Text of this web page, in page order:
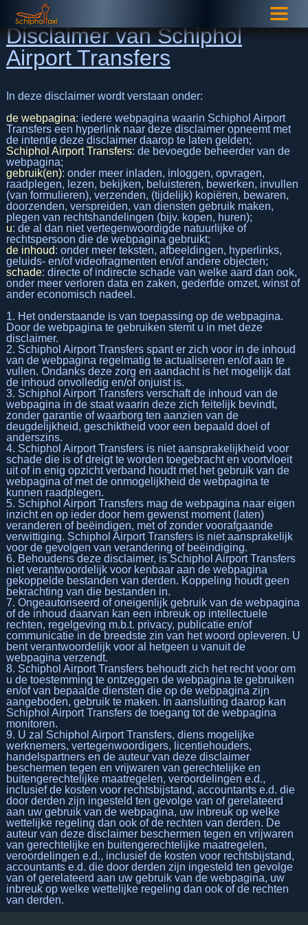
Disclaimer van Schiphol
Airport Transfers
In deze disclaimer wordt verstaan onder:
de webpagina: iedere webpagina waarin Schiphol Airport
Transfers een hyperlink naar deze disclaimer opneemt met
de intentie deze disclaimer daarop te laten gelden;
Schiphol Airport Transfers: de bevoegde beheerder van de
webpagina;
gebruik(en): onder meer inladen, inloggen, opvragen,
raadplegen, lezen, bekijken, beluisteren, bewerken, invullen
(van formulieren), verzenden, (tijdelijk) kopiëren, bewaren,
doorzenden, verspreiden, van diensten gebruik maken,
plegen van rechtshandelingen (bijv. kopen, huren);
u: de al dan niet vertegenwoordigde natuurlijke of
rechtspersoon die de webpagina gebruikt;
de inhoud: onder meer teksten, afbeeldingen, hyperlinks,
geluids- en/of videofragmenten en/of andere objecten;
schade: directe of indirecte schade van welke aard dan ook,
onder meer verloren data en zaken, gederfde omzet, winst of
ander economisch nadeel.
1. Het onderstaande is van toepassing op de webpagina.
Door de webpagina te gebruiken stemt u in met deze
disclaimer.
2. Schiphol Airport Transfers spant er zich voor in de inhoud
van de webpagina regelmatig te actualiseren en/of aan te
vullen. Ondanks deze zorg en aandacht is het mogelijk dat
de inhoud onvolledig en/of onjuist is.
3. Schiphol Airport Transfers verschaft de inhoud van de
webpagina in de staat waarin deze zich feitelijk bevindt,
zonder garantie of waarborg ten aanzien van de
deugdelijkheid, geschiktheid voor een bepaald doel of
anderszins.
4. Schiphol Airport Transfers is niet aansprakelijkheid voor
schade die is of dreigt te worden toegebracht en voortvloeit
uit of in enig opzicht verband houdt met het gebruik van de
webpagina of met de onmogelijkheid de webpagina te
kunnen raadplegen.
5. Schiphol Airport Transfers mag de webpagina naar eigen
inzicht en op ieder door hem gewenst moment (laten)
veranderen of beëindigen, met of zonder voorafgaande
verwittiging. Schiphol Airport Transfers is niet aansprakelijk
voor de gevolgen van verandering of beëindiging.
6. Behoudens deze disclaimer, is Schiphol Airport Transfers
niet verantwoordelijk voor kenbaar aan de webpagina
gekoppelde bestanden van derden. Koppeling houdt geen
bekrachting van die bestanden in.
7. Ongeautoriseerd of oneigenlijk gebruik van de webpagina
of de inhoud daarvan kan een inbreuk op intellectuele
rechten, regelgeving m.b.t. privacy, publicatie en/of
communicatie in de breedste zin van het woord opleveren. U
bent verantwoordelijk voor al hetgeen u vanuit de
webpagina verzendt.
8. Schiphol Airport Transfers behoudt zich het recht voor om
u de toestemming te ontzeggen de webpagina te gebruiken
en/of van bepaalde diensten die op de webpagina zijn
aangeboden, gebruik te maken. In aansluiting daarop kan
Schiphol Airport Transfers de toegang tot de webpagina
monitoren.
9. U zal Schiphol Airport Transfers, diens mogelijke
werknemers, vertegenwoordigers, licentiehouders,
handelspartners en de auteur van deze disclaimer
beschermen tegen en vrijwaren van gerechtelijke en
buitengerechtelijke maatregelen, veroordelingen e.d.,
inclusief de kosten voor rechtsbijstand, accountants e.d. die
door derden zijn ingesteld ten gevolge van of gerelateerd
aan uw gebruik van de webpagina, uw inbreuk op welke
wettelijke regeling dan ook of de rechten van derden. De
auteur van deze disclaimer beschermen tegen en vrijwaren
van gerechtelijke en buitengerechtelijke maatregelen,
veroordelingen e.d., inclusief de kosten voor rechtsbijstand,
accountants e.d. die door derden zijn ingesteld ten gevolge
van of gerelateerd aan uw gebruik van de webpagina, uw
inbreuk op welke wettelijke regeling dan ook of de rechten
van derden.